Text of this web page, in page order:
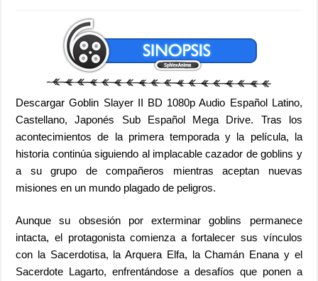
Descargar Goblin Slayer II BD 1080p Audio Español Latino,
Castellano, Japonés Sub Español Mega Drive. Tras los
acontecimientos de la primera temporada y la película, la
historia continúa siguiendo al implacable cazador de goblins y
a su grupo de compañeros mientras aceptan nuevas
misiones en un mundo plagado de peligros.
Aunque su obsesión por exterminar goblins permanece
intacta, el protagonista comienza a fortalecer sus vínculos
con la Sacerdotisa, la Arquera Elfa, la Chamán Enana y el
Sacerdote Lagarto, enfrentándose a desafíos que ponen a